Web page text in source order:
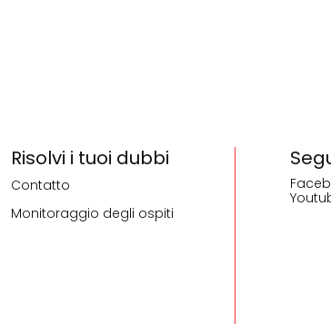
Risolvi i tuoi dubbi
Contatto
Monitoraggio degli ospiti